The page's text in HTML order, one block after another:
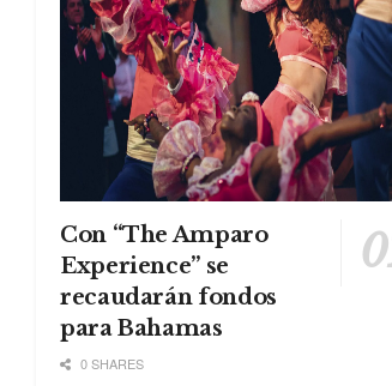
Con “The Amparo
Experience” se
recaudarán fondos
para Bahamas
0 SHARES